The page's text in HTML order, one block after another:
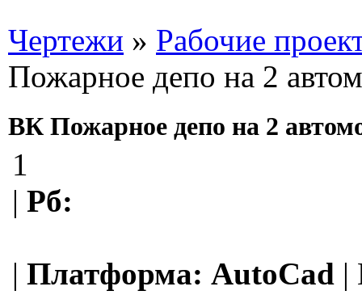
Чертежи » Рабочие
Пожарное депо на 2
ВК Пожарное депо на 2
1
| Рб:
| Платформа: AutoCad |